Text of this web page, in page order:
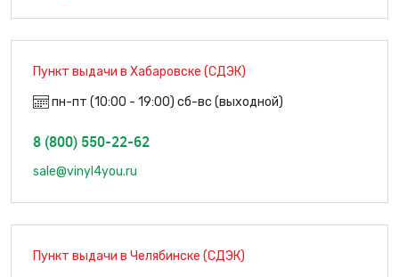
Пункт выдачи в Хабаровске (СДЭК)
пн-пт (10:00 - 19:00) сб-вс (выходной)
8 (800) 550-22-62
sale@vinyl4you.ru
Пункт выдачи в Челябинске (СДЭК)